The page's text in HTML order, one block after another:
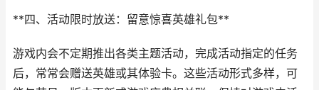
**四、活动限时放送：留意惊喜英雄礼包**
游戏内会不定期推出各类主题活动，完成活动指定的任务
后，常常会赠送英雄或其体验卡。这些活动形式多样，可